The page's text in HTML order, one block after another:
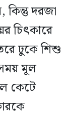
কিন্তু দরজা
চিৎকারে
ঢুকে শিশু
মূল
কেটে